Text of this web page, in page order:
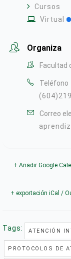
Cursos
Virtual
Organiza
Facultad
Teléfono
Correo
+ Añadir Google
+ exportación iCal /
Tags: ATENCIÓN
PROTOCOLOS DE